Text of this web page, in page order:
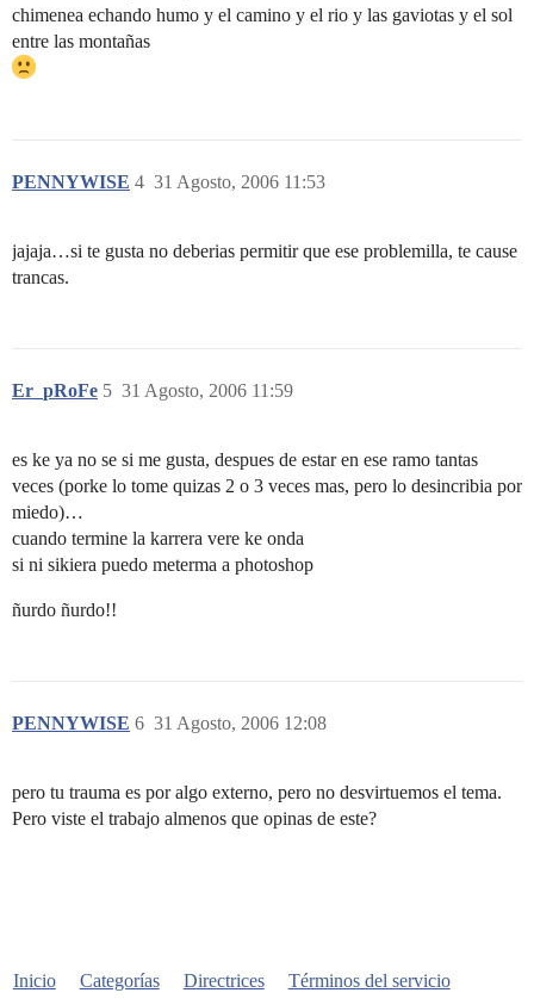
chimenea echando humo y el camino y el rio y las gaviotas y el sol
entre las montañas
PENNYWISE 31 Agosto, 2006 11:53
4
jajaja…si te gusta no deberias permitir que ese problemilla, te cause
trancas.
Er_pRoFe 31 Agosto, 2006 11:59
5
es ke ya no se si me gusta, despues de estar en ese ramo tantas
veces (porke lo tome quizas 2 o 3 veces mas, pero lo desincribia por
miedo)…
cuando termine la karrera vere ke onda
si ni sikiera puedo meterma a photoshop
ñurdo ñurdo!!
PENNYWISE 31 Agosto, 2006 12:08
6
pero tu trauma es por algo externo, pero no desvirtuemos el tema.
Pero viste el trabajo almenos que opinas de este?
Inicio Categorías Directrices Términos del servicio